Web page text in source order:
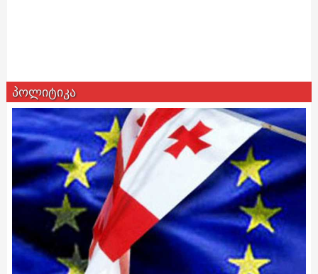
პოლიტიკა